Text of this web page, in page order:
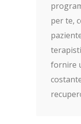
per te,
fornire